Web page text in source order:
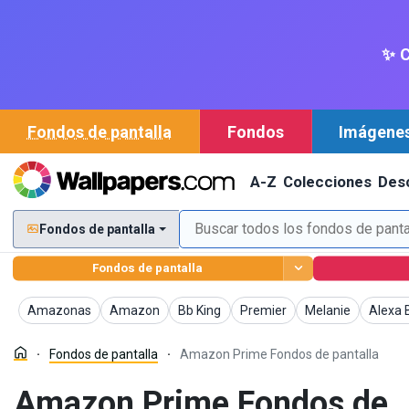
✨
Fondos de pantalla Fondos
A-Z Colecciones
Fondos de pantalla
Fondos de pantalla
Amazonas
Fondos de pantallaAmazon
Fondos de pantalla
Bb King
Fondos de pantalla
Premier
Fondos de pantalla
Melanie
Fondos de Alexa
Fondos de pantalla Amazon Prime Fondos de pantalla